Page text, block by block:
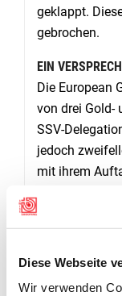
Diese Webseite
Wir verwenden
geklappt.
gebrochen.
EIN
Die European
von drei Gold-
SSV-
jedoch
mit ihrem
Schiesssport
Krakau ein